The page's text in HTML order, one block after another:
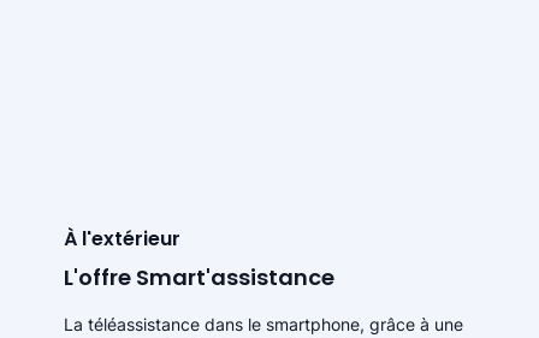
À l'extérieur
L'offre Smart'assistance
La téléassistance dans le smartphone, grâce à une